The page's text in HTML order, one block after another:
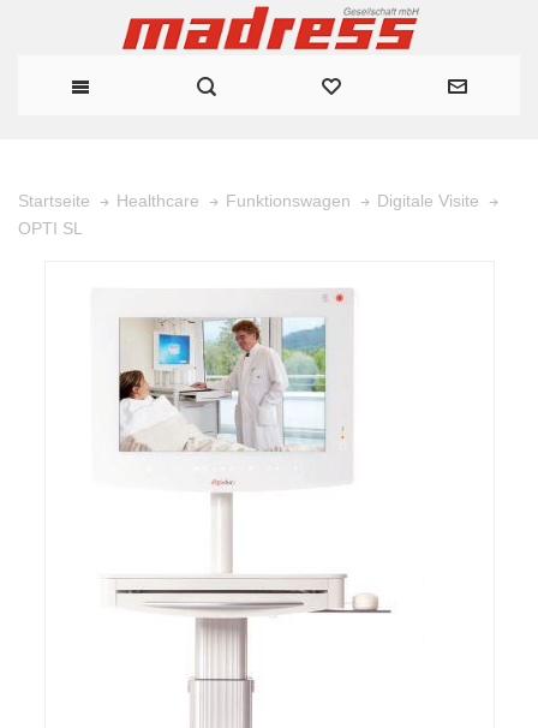
Startseite Healthcare Funktionswagen
Digitale Visite
OPTI SL